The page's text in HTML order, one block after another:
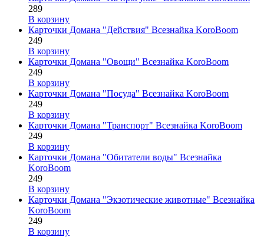
289
В корзину
Карточки Домана "Действия" Всезнайка KoroBoom
249
В корзину
Карточки Домана "Овощи" Всезнайка KoroBoom
249
В корзину
Карточки Домана "Посуда" Всезнайка KoroBoom
249
В корзину
Карточки Домана "Транспорт" Всезнайка KoroBoom
249
В корзину
Карточки Домана "Обитатели воды" Всезнайка
KoroBoom
249
В корзину
Карточки Домана "Экзотические животные" Всезнайка
KoroBoom
249
В корзину